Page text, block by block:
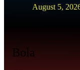
August 5,
Bola